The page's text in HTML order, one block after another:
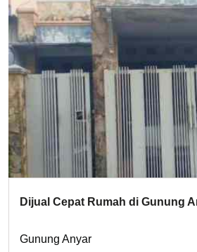
Dijual Cepat Rumah di Gunung
Gunung Anyar